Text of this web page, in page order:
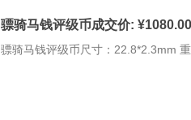
骠骑马钱评级币成交价: ¥1080.00
骠骑马钱评级币尺寸：22.8*2.3mm